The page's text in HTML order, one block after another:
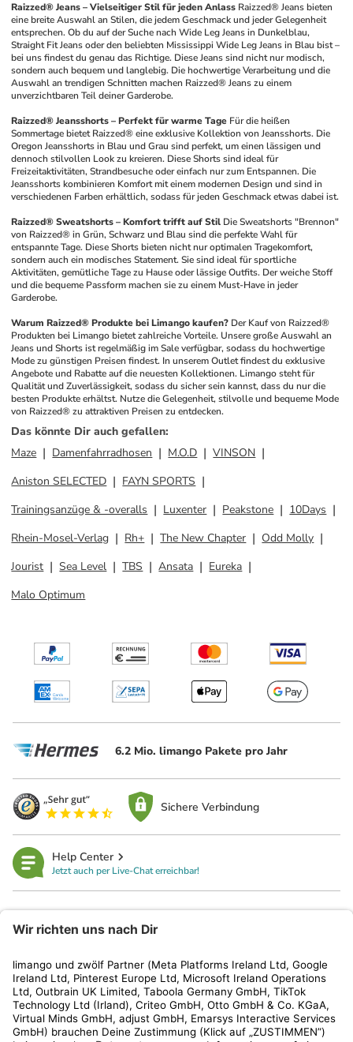
Raizzed® Jeans – Vielseitiger Stil für jeden Anlass Raizzed® Jeans bieten
eine breite Auswahl an Stilen, die jedem Geschmack und jeder Gelegenheit
entsprechen. Ob du auf der Suche nach Wide Leg Jeans in Dunkelblau,
Straight Fit Jeans oder den beliebten Mississippi Wide Leg Jeans in Blau bist –
bei uns findest du genau das Richtige. Diese Jeans sind nicht nur modisch,
sondern auch bequem und langlebig. Die hochwertige Verarbeitung und die
Auswahl an trendigen Schnitten machen Raizzed® Jeans zu einem
unverzichtbaren Teil deiner Garderobe.
Raizzed® Jeansshorts – Perfekt für warme Tage Für die heißen
Sommertage bietet Raizzed® eine exklusive Kollektion von Jeansshorts. Die
Oregon Jeansshorts in Blau und Grau sind perfekt, um einen lässigen und
dennoch stilvollen Look zu kreieren. Diese Shorts sind ideal für
Freizeitaktivitäten, Strandbesuche oder einfach nur zum Entspannen. Die
Jeansshorts kombinieren Komfort mit einem modernen Design und sind in
verschiedenen Farben erhältlich, sodass für jeden Geschmack etwas dabei ist.
Raizzed® Sweatshorts – Komfort trifft auf Stil Die Sweatshorts "Brennon"
von Raizzed® in Grün, Schwarz und Blau sind die perfekte Wahl für
entspannte Tage. Diese Shorts bieten nicht nur optimalen Tragekomfort,
sondern auch ein modisches Statement. Sie sind ideal für sportliche
Aktivitäten, gemütliche Tage zu Hause oder lässige Outfits. Der weiche Stoff
und die bequeme Passform machen sie zu einem Must-Have in jeder
Garderobe.
Warum Raizzed® Produkte bei Limango kaufen? Der Kauf von Raizzed®
Produkten bei Limango bietet zahlreiche Vorteile. Unsere große Auswahl an
Jeans und Shorts ist regelmäßig im Sale verfügbar, sodass du hochwertige
Mode zu günstigen Preisen findest. In unserem Outlet findest du exklusive
Angebote und Rabatte auf die neuesten Kollektionen. Limango steht für
Qualität und Zuverlässigkeit, sodass du sicher sein kannst, dass du nur die
besten Produkte erhältst. Nutze die Gelegenheit, stilvolle und bequeme Mode
von Raizzed® zu attraktiven Preisen zu entdecken.
Das könnte Dir auch gefallen:
Maze
Damenfahrradhosen M.O.D
VINSON
Aniston SELECTED
FAYN SPORTS
Trainingsanzüge & -overalls
Luxenter Peakstone
10Days
Rhein-Mosel-Verlag
Rh+ The New Chapter
Odd Molly
Jourist
Sea Level TBS Ansata
Eureka
Malo Optimum
6.2 Mio. limango Pakete pro Jahr
Sichere Verbindung
Help Center
Jetzt auch per Live-Chat erreichbar!
Kundenservice
Shop